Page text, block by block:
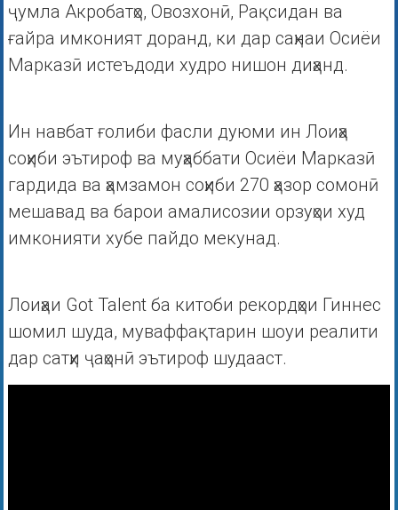
ҷумла Акробатҳо, Овозхонӣ, Рақсидан ва
ғайра имконият доранд, ки дар саҳнаи Осиёи
Марказӣ истеъдоди худро нишон диҳанд.
Ин навбат ғолиби фасли дуюми ин Лоиҳа
соҳиби эътироф ва муҳаббати Осиёи Марказӣ
гардида ва ҳамзамон соҳиби 270 ҳазор сомонӣ
мешавад ва барои амалисозии орзуҳои худ
имконияти хубе пайдо мекунад.
Лоиҳаи Got Talent ба китоби рекордҳои Гиннес
шомил шуда, муваффақтарин шоуи реалити
дар сатҳи ҷаҳонӣ эътироф шудааст.